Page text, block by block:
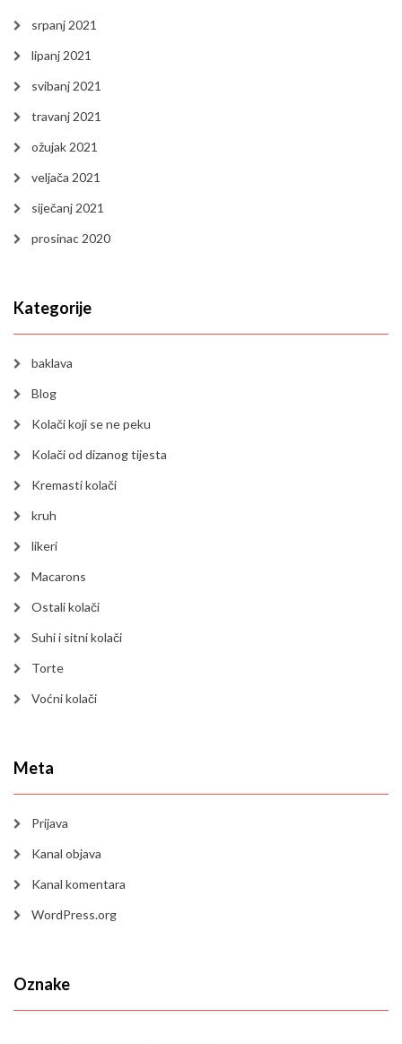
srpanj 2021
lipanj 2021
svibanj 2021
travanj 2021
ožujak 2021
veljača 2021
siječanj 2021
prosinac 2020
Kategorije
baklava
Blog
Kolači koji se ne peku
Kolači od dizanog tijesta
Kremasti kolači
kruh
likeri
Macarons
Ostali kolači
Suhi i sitni kolači
Torte
Voćni kolači
Meta
Prijava
Kanal objava
Kanal komentara
WordPress.org
Oznake